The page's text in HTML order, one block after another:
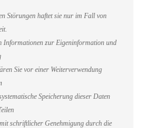
Störungen haftet sie nur im Fall von
Informationen zur Eigeninformation und
Sie vor einer Weiterverwendung
Speicherung dieser Daten
schriftlicher Genehmigung durch die